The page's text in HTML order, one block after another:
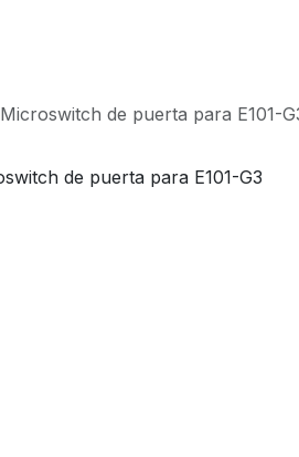
Microswitch de puerta para E101-